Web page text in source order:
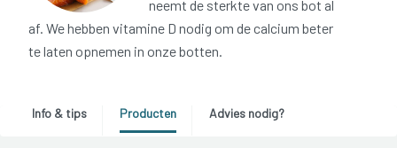
neemt de sterkte van ons bot al
af. We hebben vitamine D nodig om de calcium beter
te laten opnemen in onze botten.
Info & tips Producten Advies nodig?